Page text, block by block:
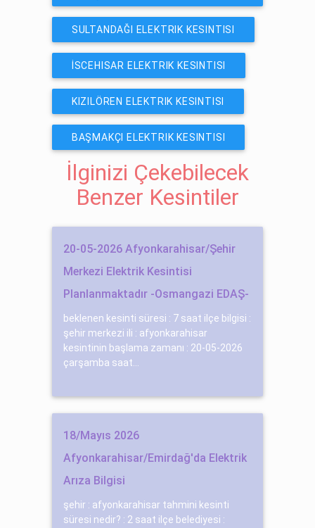
KESINTISI
SULTANDAĞI ELEKTRIK KESINTISI
İSCEHISAR ELEKTRIK KESINTISI
KIZILÖREN ELEKTRIK KESINTISI
BAŞMAKÇI ELEKTRIK KESINTISI
İlginizi Çekebilecek
Benzer Kesintiler
20-05-2026 Afyonkarahisar/Şehir
Merkezi Elektrik Kesintisi
Planlanmaktadır -Osmangazi EDAŞ-
beklenen kesinti süresi : 7 saat ilçe bilgisi :
şehir merkezi ili : afyonkarahisar
kesintinin başlama zamanı : 20-05-2026
çarşamba saat...
18/Mayıs 2026
Afyonkarahisar/Emirdağ'da Elektrik
Arıza Bilgisi
şehir : afyonkarahisar tahmini kesinti
süresi nedir? : 2 saat ilçe belediyesi :